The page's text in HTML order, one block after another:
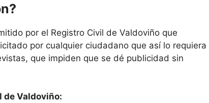
por el Registro Civil de Valdoviño que
por cualquier ciudadano que así lo requiera
que impiden que se dé publicidad sin
de Valdoviño: